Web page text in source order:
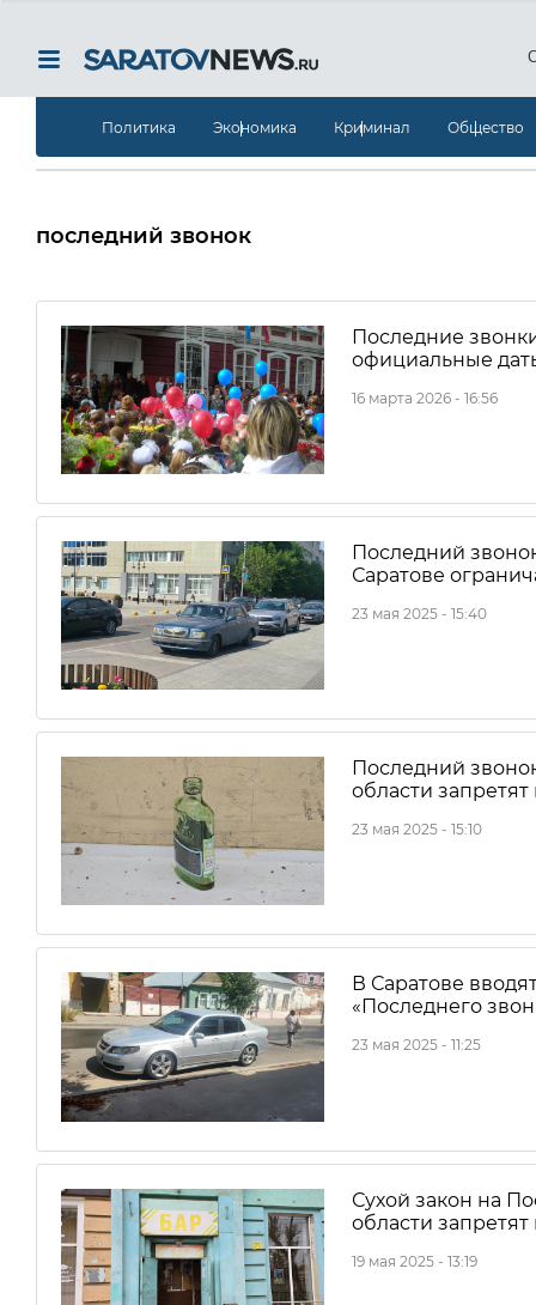
Политика Экономика Криминал Общество
последний звонок
Последние
официальные
16 марта 2026 - 16:56
Последний
Саратове
23 мая 2025 - 15:40
Последний
области
23 мая 2025 - 15:10
В Саратове
«Последнего
23 мая 2025 - 11:25
Сухой закон на
области
19 мая 2025 - 13:19